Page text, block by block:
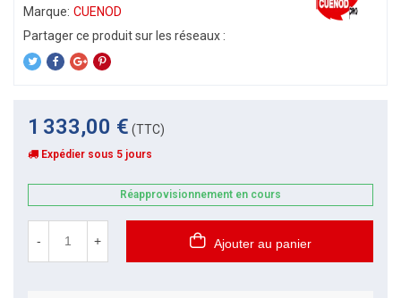
Marque: CUENOD
1 333,00 € (TTC)
Expédier sous 5 jours
Réapprovisionnement en cours
- + Ajouter au panier